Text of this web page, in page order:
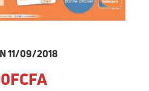
11/09/2018